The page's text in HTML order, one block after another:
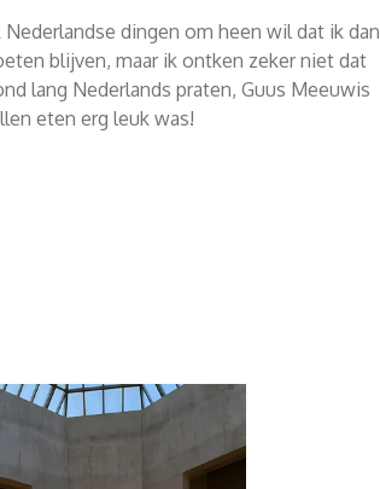
dingen om heen wil dat ik dan
blijven, maar ik ontken zeker niet dat
lang Nederlands praten, Guus Meeuwis
eten erg leuk was!